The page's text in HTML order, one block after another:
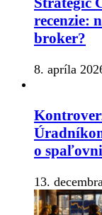
recenzie:
broker?
8. apríla
o spaľovni
13.